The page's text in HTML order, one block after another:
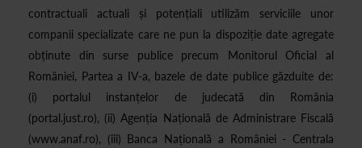
contractuali actuali și potențiali utilizăm serviciile unor
companii specializate care ne pun la dispoziție date agregate
obținute din surse publice precum Monitorul Oficial al
României, Partea a IV-a, bazele de date publice găzduite de:
(i) portalul instanțelor de judecată din România
(portal.just.ro), (ii) Agenția Națională de Administrare Fiscală
(www.anaf.ro), (iii) Banca Națională a României - Centrala